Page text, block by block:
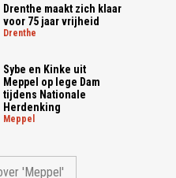
Drenthe maakt zich klaar
voor 75 jaar vrijheid
drenthe
Sybe en Kinke uit
Meppel op lege Dam
tijdens Nationale
Herdenking
meppel
'Meppel'